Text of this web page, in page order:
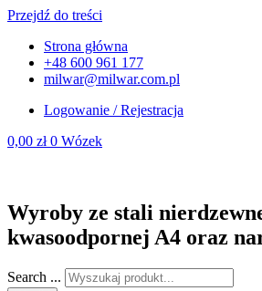
Przejdź do treści
Strona główna
+48 600 961 177
milwar@milwar.com.pl
Logowanie / Rejestracja
0,00 zł 0 Wózek
Wyroby ze stali
kwasoodpornej A4 oraz
Search ...